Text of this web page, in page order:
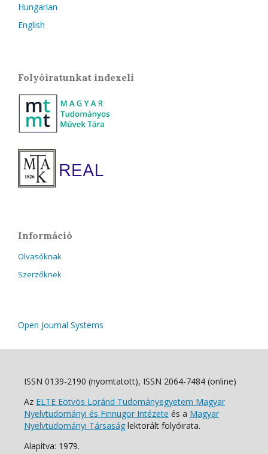
Hungarian
English
Folyóiratunkat indexeli
Információ
Olvasóknak
Szerzőknek
Open Journal Systems
ISSN 0139-2190 (nyomtatott), ISSN 2064-7484 (online)
Az ELTE Eötvös Loránd Tudományegyetem Magyar
Nyelvtudományi és Finnugor Intézete és a Magyar
Nyelvtudományi Társaság lektorált folyóirata.
Alapítva: 1979.